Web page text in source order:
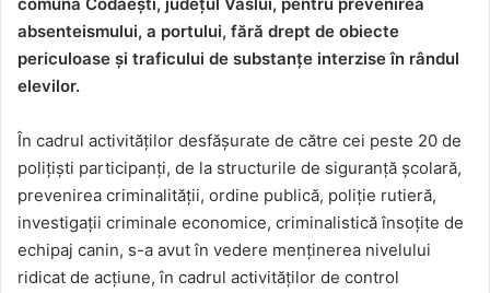
comuna Codăești, județul Vaslui, pentru prevenirea
absenteismului, a portului, fără drept de obiecte
periculoase și traficului de substanțe interzise în rândul
elevilor.
În cadrul activităților desfășurate de către cei peste 20 de
polițiști participanți, de la structurile de siguranță școlară,
prevenirea criminalității, ordine publică, poliție rutieră,
investigații criminale economice, criminalistică însoțite de
echipaj canin, s-a avut în vedere menținerea nivelului
ridicat de acțiune, în cadrul activităților de control